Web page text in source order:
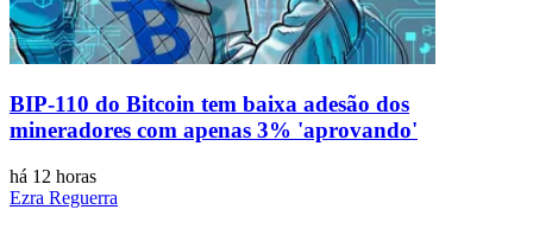
BIP-110 do Bitcoin tem baixa adesão dos
mineradores com apenas 3% 'aprovando'
há 12 horas
Ezra Reguerra